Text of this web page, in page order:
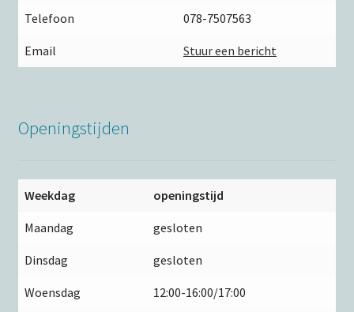
Telefoon 078-7507563
Email Stuur een bericht
Openingstijden
Weekdag openingstijd
Maandag gesloten
Dinsdag gesloten
Woensdag 12:00-16:00/17:00